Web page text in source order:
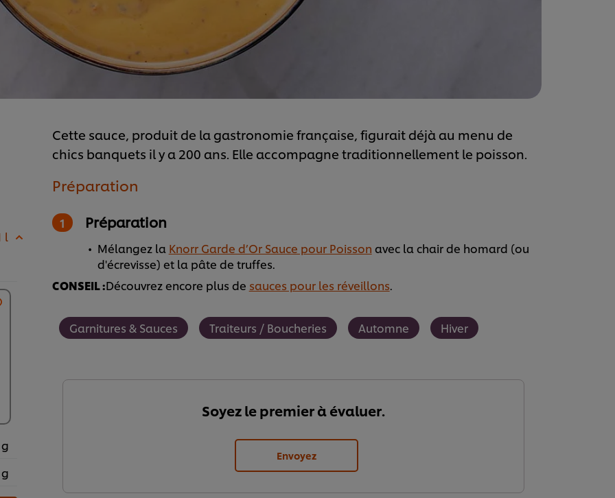
l
Cette sauce, produit de la gastronomie française, figurait déjà au menu de
chics banquets il y a 200 ans. Elle accompagne traditionnellement le poisson.
Préparation
Préparation
Mélangez la Knorr Garde d’Or Sauce pour Poisson avec la chair de homard (ou
d'écrevisse) et la pâte de truffes.
CONSEIL :Découvrez encore plus de sauces pour les réveillons.
Garnitures & Sauces Traiteurs / Boucheries Automne Hiver
Soyez le premier à évaluer.
Envoyez